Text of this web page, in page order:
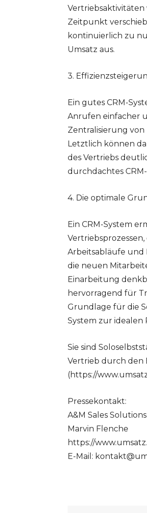
Zeitpunkt
kontinuierlich zu
Umsatz aus.
3.
Ein gutes CRM-
Anrufen einfacher
Zentralisierung
Letztlich können
des Vertriebs
durchdachtes
4. Die optimale
Ein CRM-System
Arbeitsabläufe und
die neuen
Einarbeitung
hervorragend für
Grundlage für die
System zur
Sie sind
Vertrieb durch den
(https://
Pressekontakt:
A&M Sales
Marvin Flenche
https://
E-Mail: